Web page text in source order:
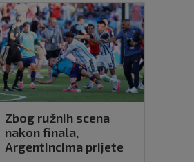
Zbog ružnih scena
nakon finala,
Argentincima prijete